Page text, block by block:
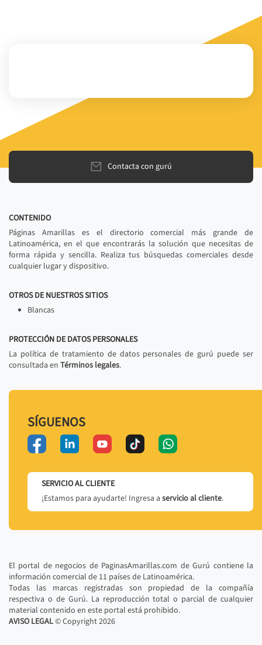
Contacta con gurú
CONTENIDO
Páginas Amarillas es el directorio comercial más grande de
Latinoamérica, en el que encontrarás la solución que necesitas de
forma rápida y sencilla. Realiza tus búsquedas comerciales desde
cualquier lugar y dispositivo.
OTROS DE NUESTROS SITIOS
Blancas
PROTECCIÓN DE DATOS PERSONALES
La política de tratamiento de datos personales de gurú puede ser
consultada en Términos legales.
SÍGUENOS
SERVICIO AL CLIENTE
¡Estamos para ayudarte! Ingresa a servicio al cliente.
El portal de negocios de PaginasAmarillas.com de Gurú contiene la
información comercial de 11 países de Latinoamérica.
Todas las marcas registradas son propiedad de la compañía
respectiva o de Gurú. La reproducción total o parcial de cualquier
material contenido en este portal está prohibido.
AVISO LEGAL© Copyright2026